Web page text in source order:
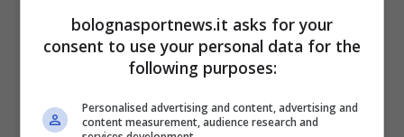
Serie A che l’ex Napoli potrebbe tornare a
, visto che una grande del
soluzione giusta per regalare al suo (nuovo)
bolognasportnews.it asks for your
consent to use your personal data for the
following purposes:
Personalised advertising and content, advertising and
content measurement, audience research and